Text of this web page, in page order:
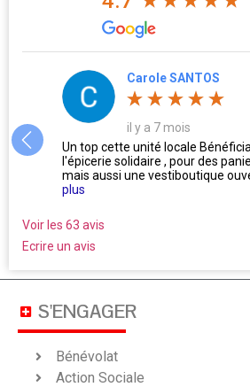
Carole SANTOS
il y a 7 mois
Un top cette unité locale
l'épicerie solidaire , pour des
mais aussi une vestiboutique
plus
Voir les 63 avis
Ecrire un avis
S'ENGAGER
Bénévolat
Action Sociale